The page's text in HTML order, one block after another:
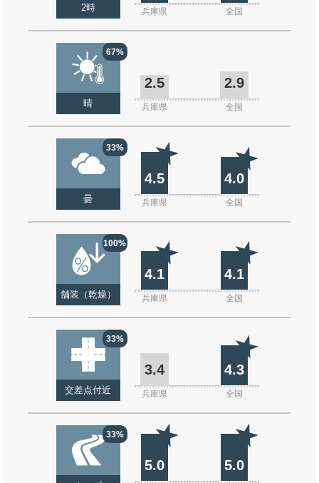
2時 兵庫県 全国
67%
晴
2.5 2.9
兵庫県 全国
33%
曇
4.5 4.0
兵庫県 全国
100%
舗装（乾燥）
4.1 4.1
兵庫県 全国
33%
交差点付近
3.4 4.3
兵庫県 全国
33%
5.0 5.0